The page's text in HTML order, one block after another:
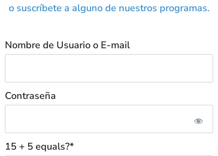
o suscríbete a alguno de nuestros programas.
Nombre de Usuario o E-mail
Contraseña
15 + 5 equals?*